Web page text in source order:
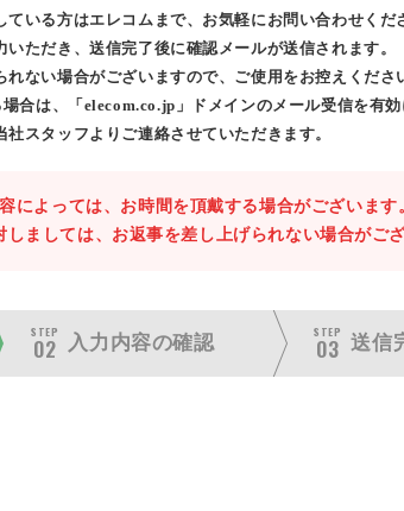
ている方はエレコムまで、お気軽にお問い合わせくだ
いただき、送信完了後に確認メールが送信されます。
ない場合がございますので、ご使用をお控えくださ
合は、「elecom.co.jp」ドメインのメール受信を有効
社スタッフよりご連絡させていただきます。
によっては、お時間を頂戴する場合がございます
ましては、お返事を差し上げられない場合がござ
STEP
02 入力内容の確認
STEP
03 送信